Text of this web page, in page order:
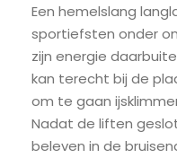
Een hemelslang
sportiefsten onder
zijn energie
kan terecht bij de
om te gaan
Nadat de liften
beleven in de